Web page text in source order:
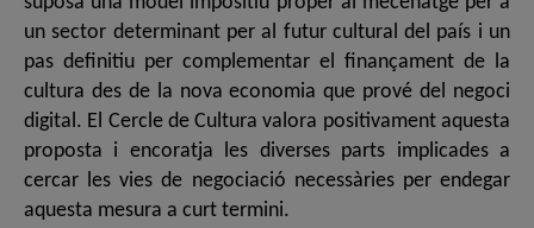
un sector determinant per al futur cultural del país i un
pas definitiu per complementar el finançament de la
cultura des de la nova economia que prové del negoci
digital. El Cercle de Cultura valora positivament aquesta
proposta i encoratja les diverses parts implicades a
cercar les vies de negociació necessàries per endegar
aquesta mesura a curt termini.